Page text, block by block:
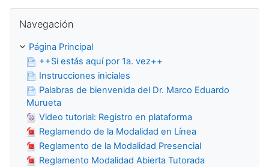
Navegación
Página Principal
++Si estás aquí por 1a. vez++
Instrucciones iniciales
Palabras de bienvenida del Dr. Marco Eduardo
Murueta
Video tutorial: Registro en plataforma
Reglamendo de la Modalidad en Línea
Reglamento de la Modalidad Presencial
Reglamento Modalidad Abierta Tutorada